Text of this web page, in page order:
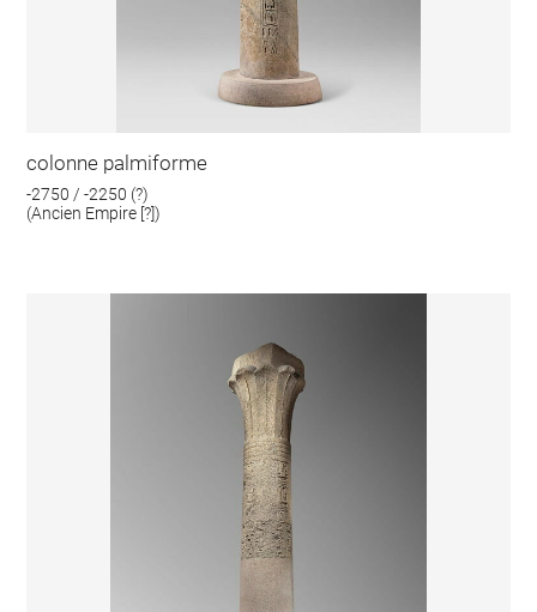
colonne palmiforme
-2750 / -2250 (?)
(Ancien Empire [?])